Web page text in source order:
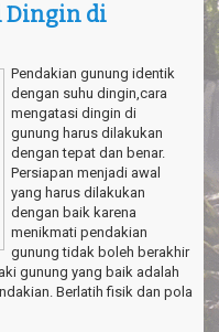
Dingin di
Pendakian gunung identik
dengan suhu dingin,cara
mengatasi dingin di
gunung harus dilakukan
dengan tepat dan benar.
Persiapan menjadi awal
yang harus dilakukan
dengan baik karena
menikmati pendakian
gunung tidak boleh berakhir
gunung yang baik adalah
Berlatih fisik dan pola